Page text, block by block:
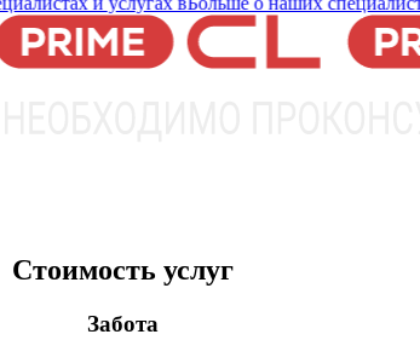
Стоимость услуг
Забота